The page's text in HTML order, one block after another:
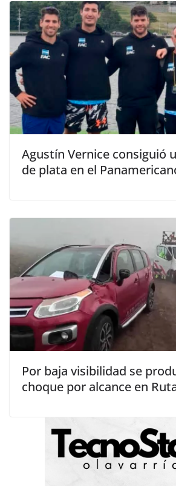
Agustín Vernice consiguió
de plata en el
Por baja visibilidad se
choque por alcance en